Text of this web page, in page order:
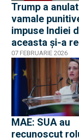
Trump a
vamale
impuse Indiei
aceasta și-a
importurile din
s-a angajat să
achiziționeze
americană
07 FEBRUARIE 2026
MAE: SUA au
recunoscut